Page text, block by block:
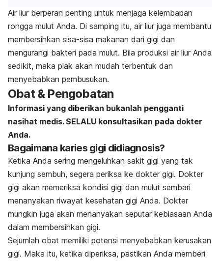
Air liur berperan penting untuk menjaga kelembapan
rongga mulut Anda. Di samping itu, air liur juga membantu
membersihkan sisa-sisa makanan dari gigi dan
mengurangi bakteri pada mulut. Bila produksi air liur Anda
sedikit, maka plak akan mudah terbentuk dan
menyebabkan pembusukan.
Obat & Pengobatan
Informasi yang diberikan bukanlah pengganti
nasihat medis. SELALU konsultasikan pada dokter
Anda.
Bagaimana karies gigi didiagnosis?
Ketika Anda sering mengeluhkan sakit gigi yang tak
kunjung sembuh, segera periksa ke dokter gigi. Dokter
gigi akan memeriksa kondisi gigi dan mulut sembari
menanyakan riwayat kesehatan gigi Anda. Dokter
mungkin juga akan menanyakan seputar kebiasaan Anda
dalam membersihkan gigi.
Sejumlah obat memiliki potensi menyebabkan kerusakan
gigi. Maka itu, ketika diperiksa, pastikan Anda memberi